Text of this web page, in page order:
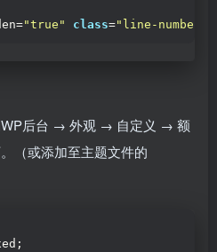
"true" class="line-numbers-
WP后台 → 外观 → 自定义 → 额
（或添加至主题文件的